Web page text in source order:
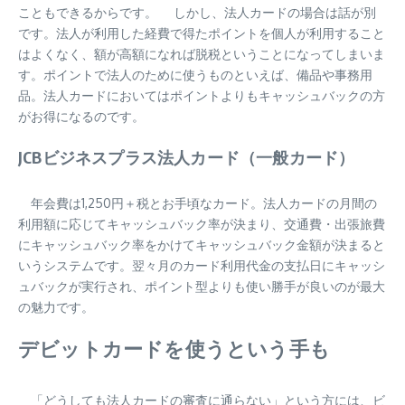
こともできるからです。 しかし、法人カードの場合は話が別
です。法人が利用した経費で得たポイントを個人が利用すること
はよくなく、額が高額になれば脱税ということになってしまいま
す。ポイントで法人のために使うものといえば、備品や事務用
品。法人カードにおいてはポイントよりもキャッシュバックの方
がお得になるのです。
JCBビジネスプラス法人カード（一般カード）
年会費は1,250円＋税とお手頃なカード。法人カードの月間の
利用額に応じてキャッシュバック率が決まり、交通費・出張旅費
にキャッシュバック率をかけてキャッシュバック金額が決まると
いうシステムです。翌々月のカード利用代金の支払日にキャッシ
ュバックが実行され、ポイント型よりも使い勝手が良いのが最大
の魅力です。
デビットカードを使うという手も
「どうしても法人カードの審査に通らない」という方には、ビ